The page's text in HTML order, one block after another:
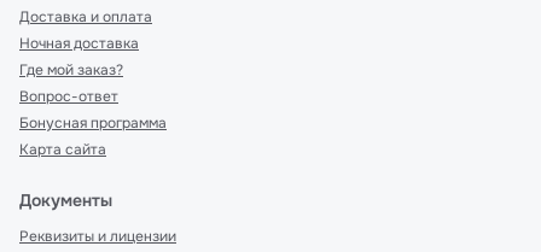
Доставка и оплата
Ночная доставка
Где мой заказ?
Вопрос-ответ
Бонусная программа
Карта сайта
Документы
Реквизиты и лицензии